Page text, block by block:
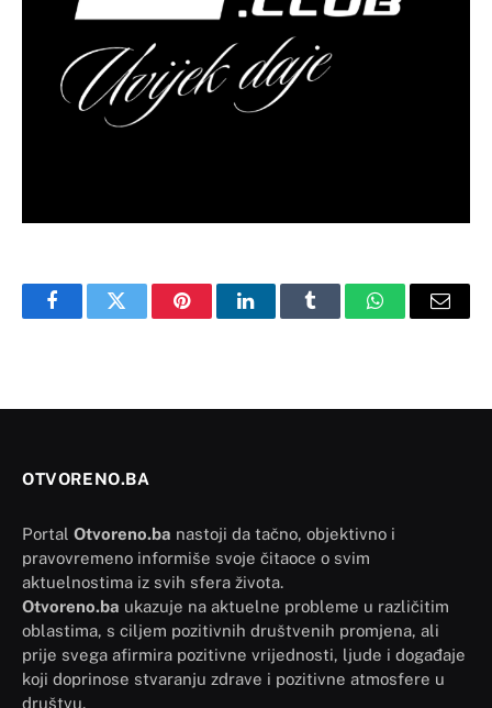
FacebookTwitter PinterestLinkedInTumblr WhatsAppEmail
OTVORENO.BA
Portal Otvoreno.ba nastoji da tačno, objektivno i
pravovremeno informiše svoje čitaoce o svim
aktuelnostima iz svih sfera života.
Otvoreno.ba ukazuje na aktuelne probleme u različitim
oblastima, s ciljem pozitivnih društvenih promjena, ali
prije svega afirmira pozitivne vrijednosti, ljude i događaje
koji doprinose stvaranju zdrave i pozitivne atmosfere u
društvu.